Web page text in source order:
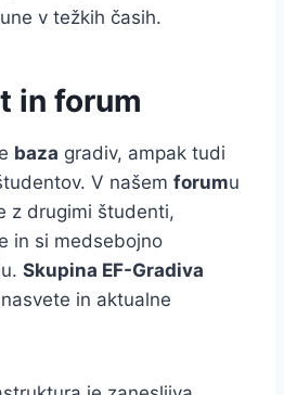
v težkih časih.
in forum
baza gradiv, ampak tudi
V našem forumu
z drugimi študenti,
in si medsebojno
Skupina EF-Gradiva
in aktualne